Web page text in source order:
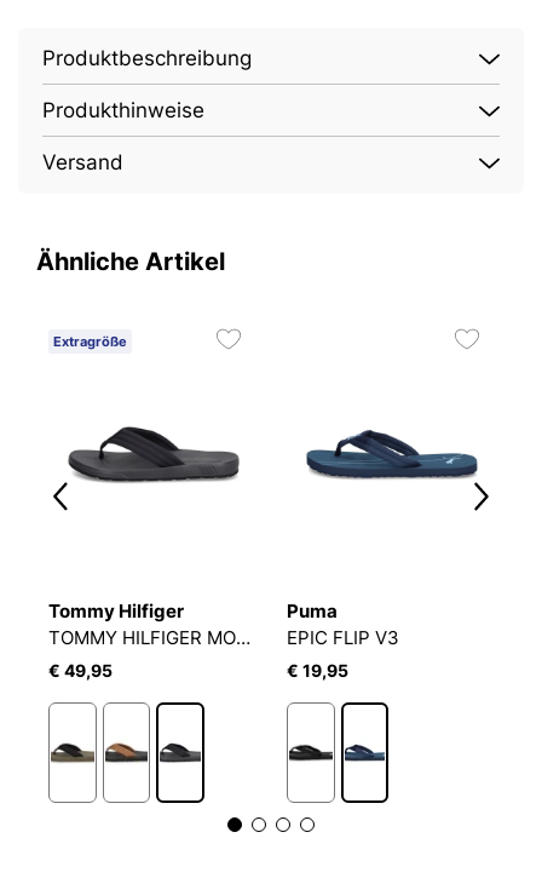
Produktbeschreibung
Produkthinweise
Versand
Ähnliche Artikel
Extragröße
Tommy Hilfiger
TOMMY HILFIGER MOLDED LTH DW5
€ 49,95
Puma
EPIC FLIP V3
€ 19,95